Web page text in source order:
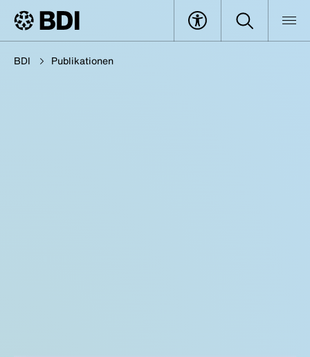
BDI Publikationen